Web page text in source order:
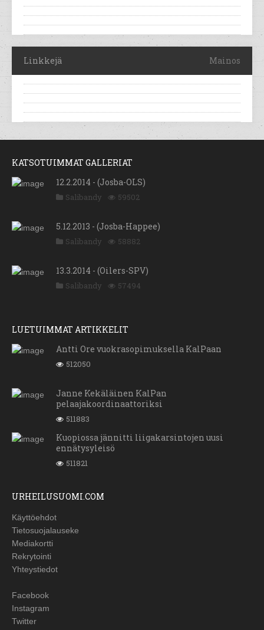
Linkkejä Mainos
KATSOTUIMMAT GALLERIAT
12.2.2014 - (Josba-OLS)
Salibandy 59502
5.12.2013 - (Josba-Happee)
Salibandy 58882
13.3.2014 - (Oilers-SPV)
Salibandy 57494
LUETUIMMAT ARTIKKELIT
Antti Ore vuokrasopimuksella KalPaan
512050
Janne Kekäläinen KalPan
pelaajakoordinaattoriksi
511883
Kuopiossa jännitti liigakarsintojen uusi
ennätysyleisö
511821
URHEILUSUOMI.COM
Käyttöehdot
Tietosuojalauseke
Mediakortti
Rekrytointi
Yhteystiedot
Facebook
Instagram
Twitter